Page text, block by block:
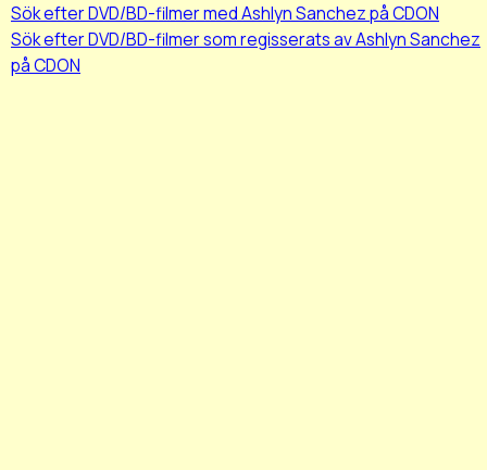
Sök efter DVD/BD-filmer med Ashlyn Sanchez på CDON
Sök efter DVD/BD-filmer som regisserats av Ashlyn Sanchez
på CDON